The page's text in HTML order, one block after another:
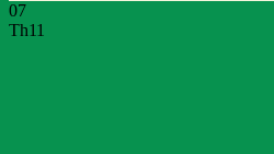
07
Th11